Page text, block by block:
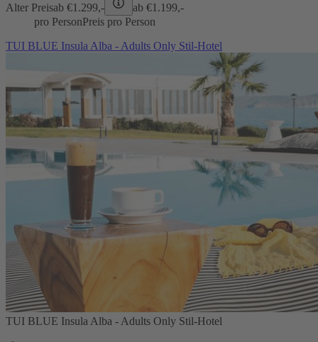
Alter Preisab €1.299,- ab €1.199,-
pro PersonPreis pro Person
TUI BLUE Insula Alba - Adults Only Stil-Hotel
TUI BLUE Insula Alba - Adults Only Stil-Hotel